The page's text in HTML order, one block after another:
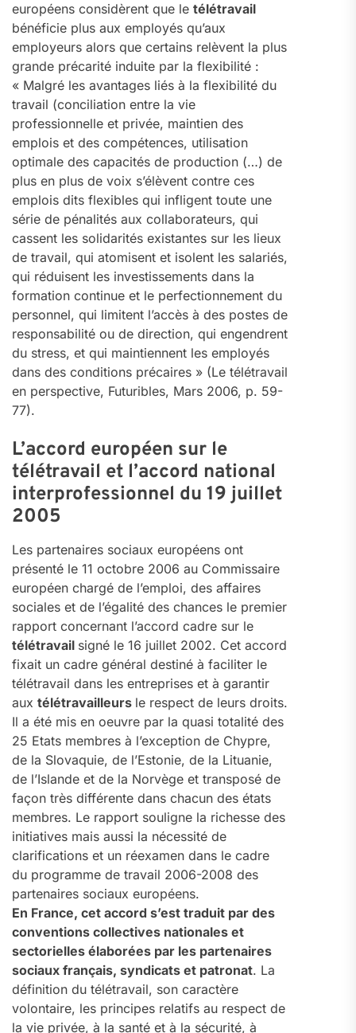
européens considèrent que le télétravail
bénéficie plus aux employés qu’aux
employeurs alors que certains relèvent la plus
grande précarité induite par la flexibilité :
« Malgré les avantages liés à la flexibilité du
travail (conciliation entre la vie
professionnelle et privée, maintien des
emplois et des compétences, utilisation
optimale des capacités de production (…) de
plus en plus de voix s’élèvent contre ces
emplois dits flexibles qui infligent toute une
série de pénalités aux collaborateurs, qui
cassent les solidarités existantes sur les lieux
de travail, qui atomisent et isolent les salariés,
qui réduisent les investissements dans la
formation continue et le perfectionnement du
personnel, qui limitent l’accès à des postes de
responsabilité ou de direction, qui engendrent
du stress, et qui maintiennent les employés
dans des conditions précaires » (Le télétravail
en perspective, Futuribles, Mars 2006, p. 59-
77).
L’accord européen sur le
télétravail et l’accord national
interprofessionnel du 19 juillet
2005
Les partenaires sociaux européens ont
présenté le 11 octobre 2006 au Commissaire
européen chargé de l’emploi, des affaires
sociales et de l’égalité des chances le premier
rapport concernant l’accord cadre sur le
télétravail signé le 16 juillet 2002. Cet accord
fixait un cadre général destiné à faciliter le
télétravail dans les entreprises et à garantir
aux télétravailleurs le respect de leurs droits.
Il a été mis en oeuvre par la quasi totalité des
25 Etats membres à l’exception de Chypre,
de la Slovaquie, de l’Estonie, de la Lituanie,
de l’Islande et de la Norvège et transposé de
façon très différente dans chacun des états
membres. Le rapport souligne la richesse des
initiatives mais aussi la nécessité de
clarifications et un réexamen dans le cadre
du programme de travail 2006-2008 des
partenaires sociaux européens.
En France, cet accord s’est traduit par des
conventions collectives nationales et
sectorielles élaborées par les partenaires
sociaux français, syndicats et patronat. La
définition du télétravail, son caractère
volontaire, les principes relatifs au respect de
la vie privée, à la santé et à la sécurité, à